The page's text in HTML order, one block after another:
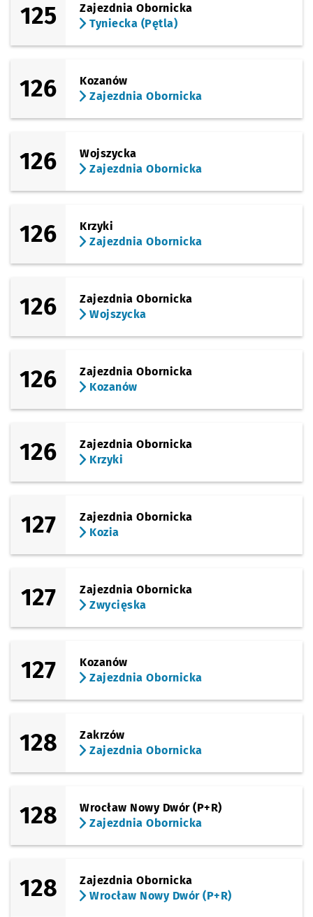
125
Zajezdnia Obornicka
Tyniecka (Pętla)
126
Kozanów
Zajezdnia Obornicka
126
Wojszycka
Zajezdnia Obornicka
126
Krzyki
Zajezdnia Obornicka
126
Zajezdnia Obornicka
Wojszycka
126
Zajezdnia Obornicka
Kozanów
126
Zajezdnia Obornicka
Krzyki
127
Zajezdnia Obornicka
Kozia
127
Zajezdnia Obornicka
Zwycięska
127
Kozanów
Zajezdnia Obornicka
128
Zakrzów
Zajezdnia Obornicka
128
Wrocław Nowy Dwór (P+R)
Zajezdnia Obornicka
128
Zajezdnia Obornicka
Wrocław Nowy Dwór (P+R)